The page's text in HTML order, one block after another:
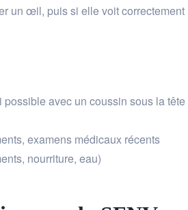
un œil, puis si elle voit correctement
avec un coussin sous la tête
examens médicaux récents
nourriture, eau)